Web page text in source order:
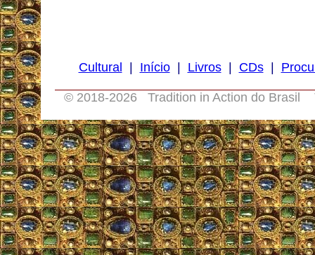
Cultural Início| Livros| CDs|
© 2018-2026 Tradition in Action do Brasil